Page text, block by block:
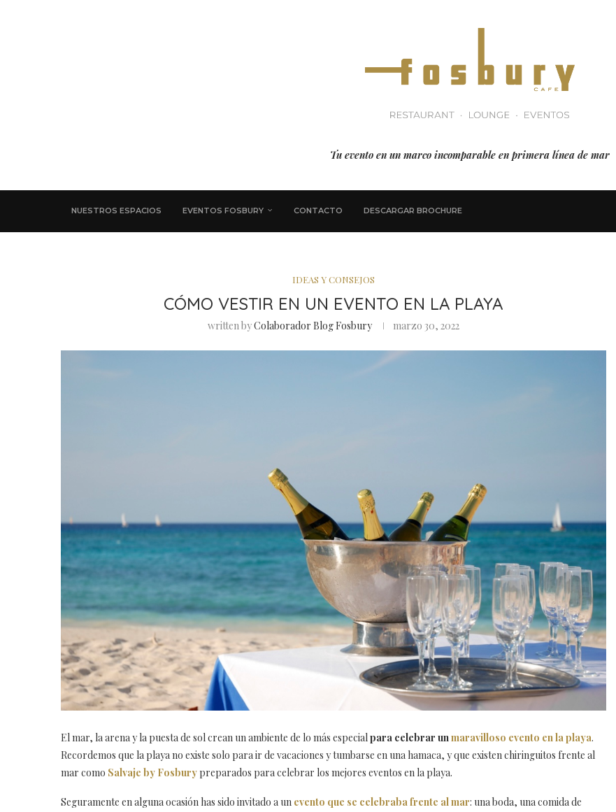
Tu evento en un marco incomparable en primera línea de mar
NUESTROS ESPACIOS EVENTOS FOSBURY CONTACTO DESCARGAR BROCHURE
IDEAS Y CONSEJOS
CÓMO VESTIR EN UN EVENTO EN LA PLAYA
written byColaborador Blog Fosbury marzo 30, 2022
El mar, la arena y la puesta de sol crean un ambiente de lo más especialpara celebrar unmaravilloso evento en la playa.
Recordemos que la playa no existe solo para ir de vacaciones y tumbarse en una hamaca, y que existen chiringuitos frente al
mar como Salvaje by Fosbury preparados para celebrar los mejores eventos en la playa.
Seguramente en alguna ocasión has sido invitado a un evento que se celebraba frente al mar: una boda, una comida de